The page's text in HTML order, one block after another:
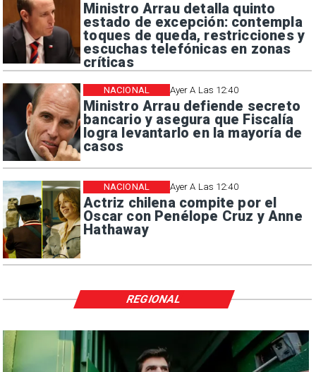
Ministro Arrau detalla quinto
estado de excepción: contempla
toques de queda, restricciones y
escuchas telefónicas en zonas
críticas
Ayer A Las 12:40
Ministro Arrau defiende secreto
bancario y asegura que Fiscalía
logra levantarlo en la mayoría de
casos
NACIONAL
Ayer A Las 12:40
Actriz chilena compite por el
Oscar con Penélope Cruz y Anne
Hathaway
NACIONAL
REGIONAL